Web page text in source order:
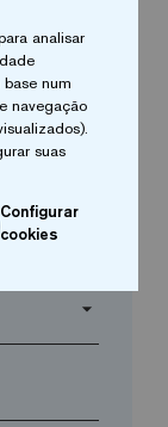
arrow_drop_down
analisar
num
navegação
suas
Configurar
cookies